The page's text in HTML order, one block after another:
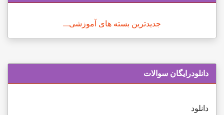
جدیدترین بسته های آموزشی...
دانلودرایگان سوالات
دانلود